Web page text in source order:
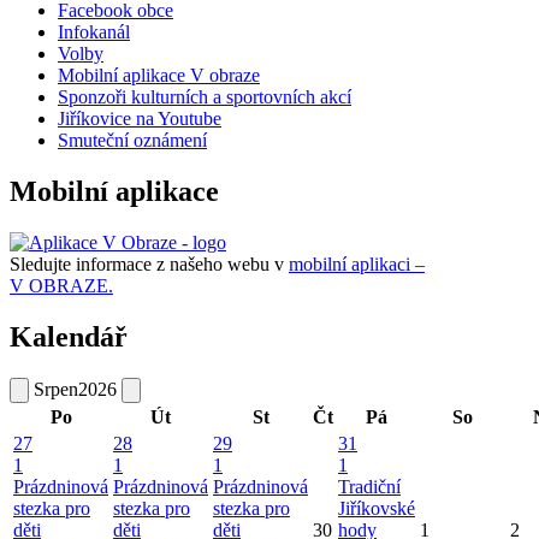
Facebook obce
Infokanál
Volby
Mobilní aplikace V obraze
Sponzoři kulturních a sportovních akcí
Jiříkovice na Youtube
Smuteční oznámení
Mobilní aplikace
Sledujte informace z našeho webu v mobilní aplikaci –
V OBRAZE.
Kalendář
Srpen2026
Po
Út St Čt Pá So
27
1
Prázdninová
stezka pro
děti
28
1
Prázdninová
stezka pro
děti
29
1
Prázdninová
stezka pro
děti
30
31
1
Tradiční
Jiříkovské
hody
1 2